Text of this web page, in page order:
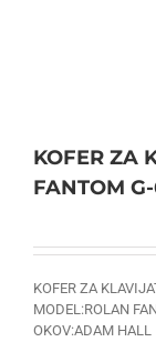
KOFER ZA
FANTOM
KOFER ZA
MODEL:ROLAN
OKOV:ADAM HALL